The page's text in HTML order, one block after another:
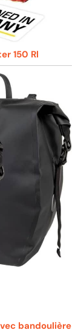
150 Rl
bandoulière